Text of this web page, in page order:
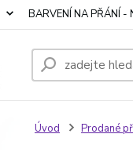
BARVENÍ NA PŘÁNÍ -
Úvod Prodané